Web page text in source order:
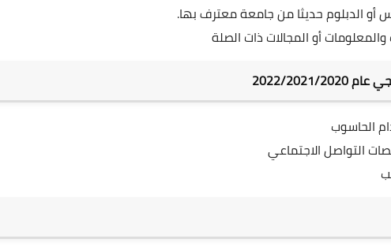
أو الدبلوم حديثا من جامعة معترف بها.
أو المجالات ذات الصلة
2020
الحاسوب
التواصل الاجتماعي